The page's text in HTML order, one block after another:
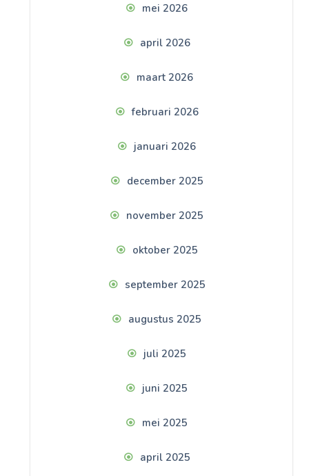
mei 2026
april 2026
maart 2026
februari 2026
januari 2026
december 2025
november 2025
oktober 2025
september 2025
augustus 2025
juli 2025
juni 2025
mei 2025
april 2025